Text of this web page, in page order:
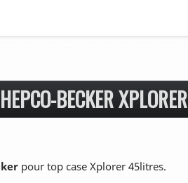
BECKER XPLORER
pour top case Xplorer 45litres.